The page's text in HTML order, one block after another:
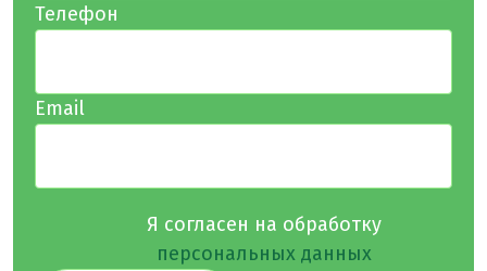
Телефон
Email
Я согласен на обработку
персональных данных